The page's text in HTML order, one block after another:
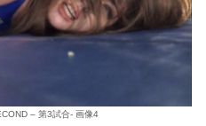
– 第3試合- 画像4